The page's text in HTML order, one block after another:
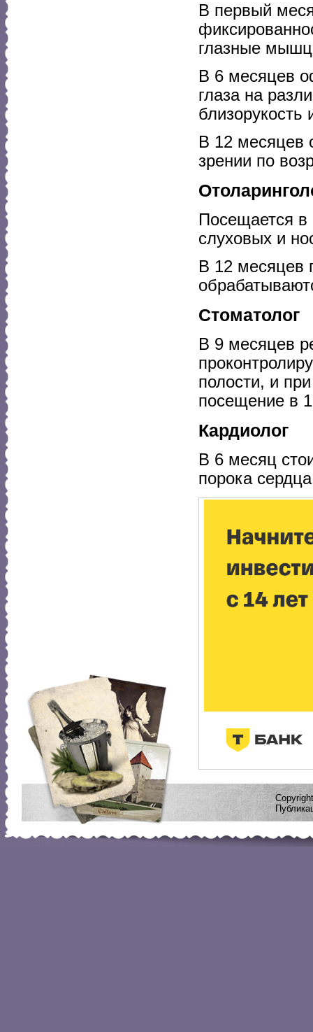
В первый
глазные
В 6 месяцев
глаза на
близорукость
В 12 месяцев
зрении по
Посещается в
слуховых и
В 12 месяцев
Стоматолог
В 9 месяцев
полости, и
посещение в
Кардиолог
В 6 месяц
порока